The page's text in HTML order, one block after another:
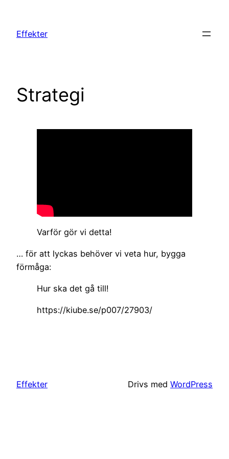
innehåll
Effekter
Strategi
Varför gör vi detta!
… för att lyckas behöver vi veta hur, bygga
förmåga:
Hur ska det gå till!
https://kiube.se/p007/27903/
Effekter Drivs med WordPress